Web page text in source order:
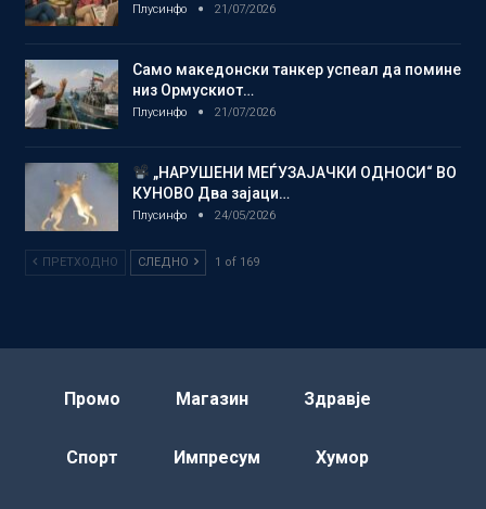
Плусинфо 21/07/2026
Само македонски танкер успеал да помине
низ Ормускиот…
Плусинфо 21/07/2026
„НАРУШЕНИ МЕЃУЗАЈАЧКИ ОДНОСИ“ ВО
КУНОВО Два зајаци…
Плусинфо 24/05/2026
ПРЕТХОДНО СЛЕДНО 1 of 169
Промо Магазин Здравје
Спорт Импресум Хумор